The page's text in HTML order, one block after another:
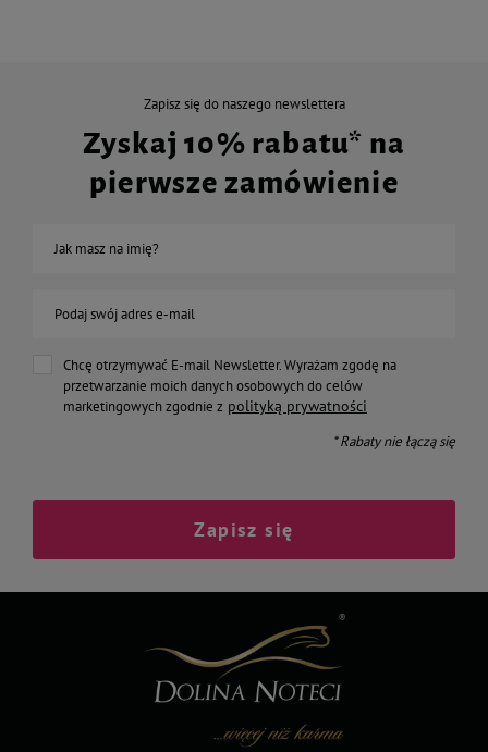
Zapisz się do naszego newslettera
Zyskaj 10% rabatu* na
pierwsze zamówienie
Jak masz na imię?
Podaj swój adres e-mail
Chcę otrzymywać E-mail Newsletter. Wyrażam zgodę na
przetwarzanie moich danych osobowych do celów
marketingowych zgodnie z polityką prywatności
* Rabaty nie łączą się
Zapisz się